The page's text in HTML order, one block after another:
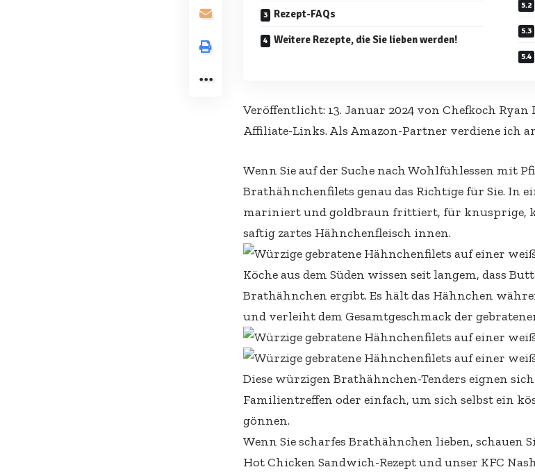
Rezept-FAQs
Weitere Rezepte, die Sie lieben werden!
Veröffentlicht: 13. Januar 2024 von Chefkoch Ryan
Affiliate-Links. Als Amazon-Partner verdiene ich
Wenn Sie auf der Suche nach Wohlfühlessen mit
Brathähnchenfilets genau das Richtige für Sie.
mariniert und goldbraun frittiert, für knusprige,
saftig zartes Hähnchenfleisch innen.
Köche aus dem Süden wissen seit langem, dass
Brathähnchen ergibt. Es hält das Hähnchen
und verleiht dem Gesamtgeschmack der
Diese würzigen Brathähnchen-Tenders eignen
Familientreffen oder einfach, um sich selbst ein
gönnen.
Wenn Sie scharfes Brathähnchen lieben, schauen
Hot Chicken Sandwich-Rezept und unser KFC